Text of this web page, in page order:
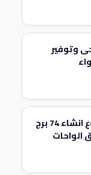
وتوفير
تنفيذ عملية اعمال النظافة العامة بمشروع انشاء 74 برج